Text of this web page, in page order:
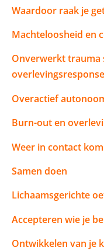
Waardoor raak je
Machteloosheid en
Onverwerkt trauma
Overactief
Burn-out en
Weer in contact
Samen doen
Lichaamsgerichte
Accepteren wie je
Ontwikkelen van je